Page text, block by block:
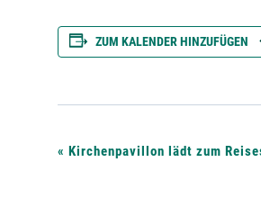
ZUM KALENDER HINZUFÜGEN
V
« Kirchenpavillon lädt zum